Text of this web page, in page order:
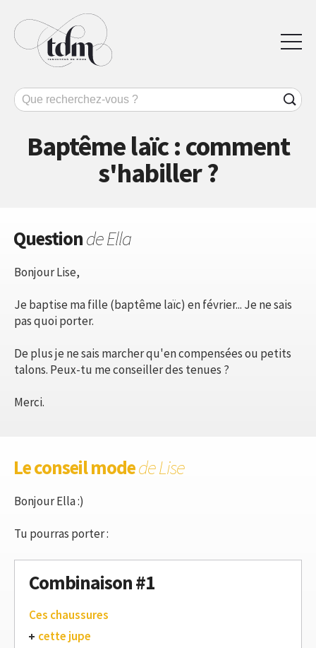
Baptême laïc : comment
s'habiller ?
Questionde Ella
Bonjour Lise,
Je baptise ma fille (baptême laïc) en février... Je ne sais
pas quoi porter.
De plus je ne sais marcher qu'en compensées ou petits
talons. Peux-tu me conseiller des tenues ?
Merci.
Le conseil modede Lise
Bonjour Ella :)
Tu pourras porter :
Combinaison #1
Ces chaussures
cette jupe